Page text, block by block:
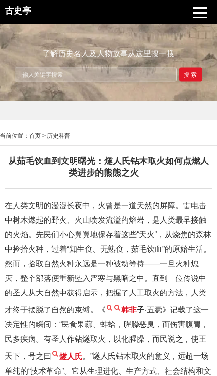
古史亭
了解历史名人及人物故事从这里搜一搜
搜索
当前位置： 首页 > 历史科普
从茹毛饮血到文明曙光：燧人氏钻木取火如何点燃人
类进步的熊熊之火
在人类文明的漫漫长夜中，火曾是一道天然的屏障。雷电击
中树木燃起的野火、火山喷发流溢的熔岩，是人类最早接触
的火焰。先民们小心翼翼地保存着这些“天火”，从烧焦的森林
中捡拾火种，过着“知生食、无熟食，茹毛饮血”的原始生活。
然而，拾取自然火种永远是一种被动等待——一旦火种熄
灭，整个部落便重新坠入严寒与黑暗之中。直到一位传说中
的圣人从大自然中获得启示，把握了人工取火的方法，人类
才终于摆脱了自然的束缚。《 韩非子·五蠹》记载了这一
决定性的瞬间：“民食果蓏、蚌蛤，腥臊恶臭，而伤害腹胃，
民多疾病。有圣人作钻燧取火，以化腥臊，而民说之，使王
天下，号之曰 燧人氏。”燧人氏钻木取火的意义，远超一场
单纯的“技术革命”。它从生理进化、生产方式、社会结构和文